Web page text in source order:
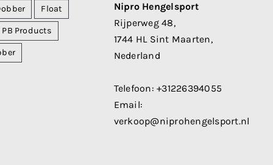
Float
PB Products
Nipro Hengelsport
Rijperweg 48,
1744 HL Sint Maarten,
Nederland
Telefoon:+31226394055
Email:
verkoop@niprohengelsport.nl